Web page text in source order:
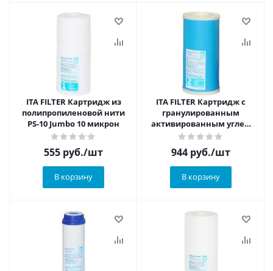
ITA FILTER Картридж из
полипропиленовой нити
PS-10 Jumbo 10 микрон
555 руб./шт
В корзину
ITA FILTER Картридж с
гранулированным
активированным углем
10BB
944 руб./шт
В корзину